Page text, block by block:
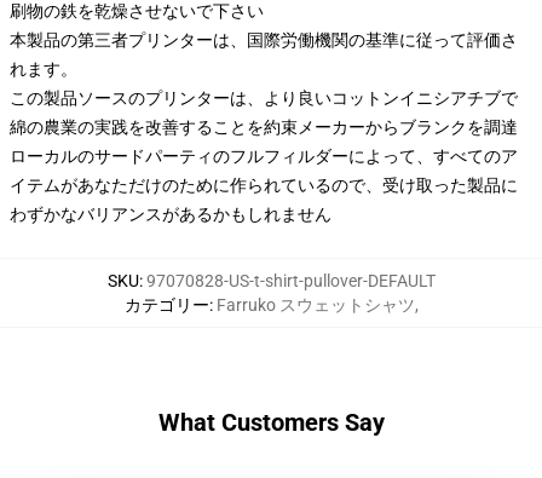
刷物の鉄を乾燥させないで下さい
本製品の第三者プリンターは、国際労働機関の基準に従って評価さ
れます。
この製品ソースのプリンターは、より良いコットンイニシアチブで
綿の農業の実践を改善することを約束メーカーからブランクを調達
ローカルのサードパーティのフルフィルダーによって、すべてのア
イテムがあなただけのために作られているので、受け取った製品に
わずかなバリアンスがあるかもしれません
SKU:97070828-US-t-shirt-pullover-DEFAULT
カテゴリー: Farruko スウェットシャツ,
What Customers Say